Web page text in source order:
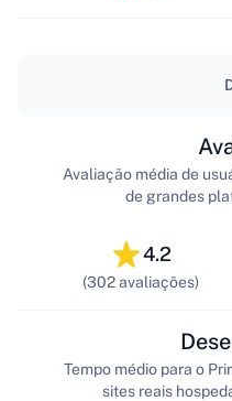
4.2
(302 avaliações)
Avaliação média de
de grandes
Tempo médio para o
sites reais